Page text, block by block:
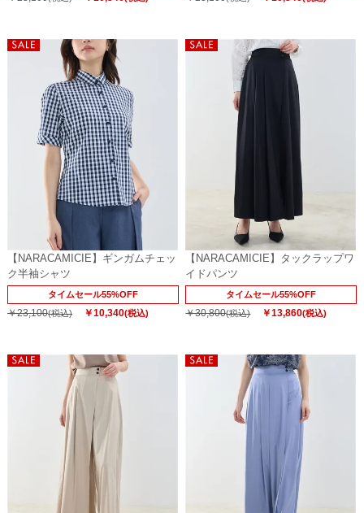
【NARACAMICIE】ギンガムチェッ
ク半袖シャツ
タイムセール55%OFF
￥23,100(税込) ￥10,340(税込)
【NARACAMICIE】タックラップワ
イドパンツ
タイムセール55%OFF
￥30,800(税込) ￥13,860(税込)